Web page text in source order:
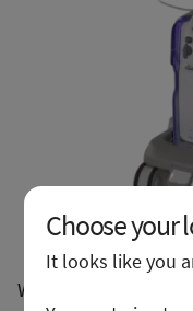
We apologize for
Choose your
It looks like you